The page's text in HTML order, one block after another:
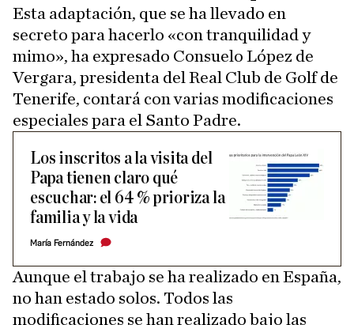
Esta adaptación, que se ha llevado en
secreto para hacerlo «con tranquilidad y
mimo», ha expresado Consuelo López de
Vergara, presidenta del Real Club de Golf de
Tenerife, contará con varias modificaciones
especiales para el Santo Padre.
Los inscritos a la visita del
Papa tienen claro qué
escuchar: el 64 % prioriza la
familia y la vida
María Fernández
Aunque el trabajo se ha realizado en España,
no han estado solos. Todos las
modificaciones se han realizado bajo las